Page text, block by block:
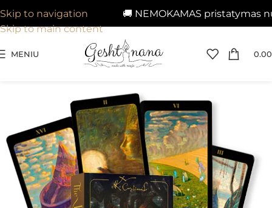
🚚 NEMOKAMAS pristatymas
Skip to navigation
Skip to main content
MENIU 0.00